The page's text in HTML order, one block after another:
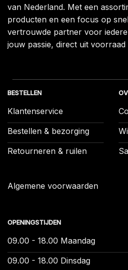
van Nederland. Met een
producten en een focus op
vertrouwde partner voor
jouw passie, direct uit voorraad
BESTELLEN
Klantenservice
Bestellen & bezorging
Retourneren & ruilen
Algemene voorwaarden
OPENINGSTIJDEN
09.00 - 18.00 Maandag
09.00 - 18.00 Dinsdag